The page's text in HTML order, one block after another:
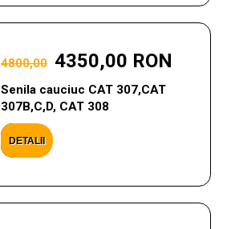
4800,00 4350,00 RON
Senila cauciuc CAT 307,CAT
307B,C,D, CAT 308
DETALII